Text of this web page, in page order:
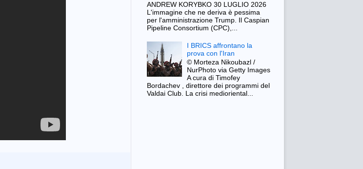
ANDREW KORYBKO 30 LUGLIO 2026
L'immagine che ne deriva è pessima
per l'amministrazione Trump. Il Caspian
Pipeline Consortium (CPC),...
I BRICS affrontano la
prova con l'Iran
© Morteza Nikoubazl /
NurPhoto via Getty Images
A cura di Timofey
Bordachev , direttore dei programmi del
Valdai Club. La crisi medioriental...